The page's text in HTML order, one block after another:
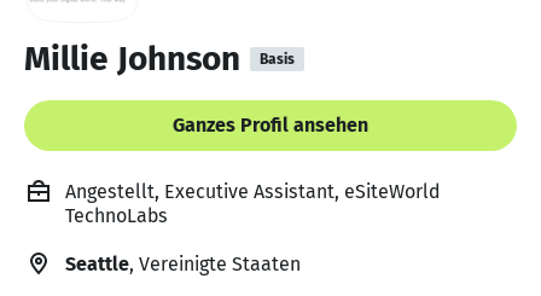
Millie Johnson Basis
Ganzes Profil ansehen
Angestellt, Executive Assistant, eSiteWorld
TechnoLabs
Seattle, Vereinigte Staaten